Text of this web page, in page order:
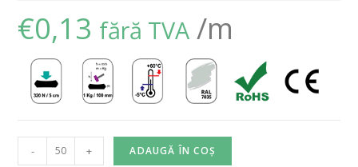
€0,13 fără TVA /m
- + ADAUGĂ ÎN COȘ